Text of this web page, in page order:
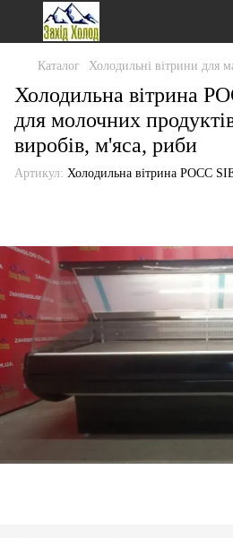
Каталог Холодильні вітрини для
Холодильна вітрина
для молочних
виробів, м'яса, риби
Артикул: Холодильна вітрина РОСС